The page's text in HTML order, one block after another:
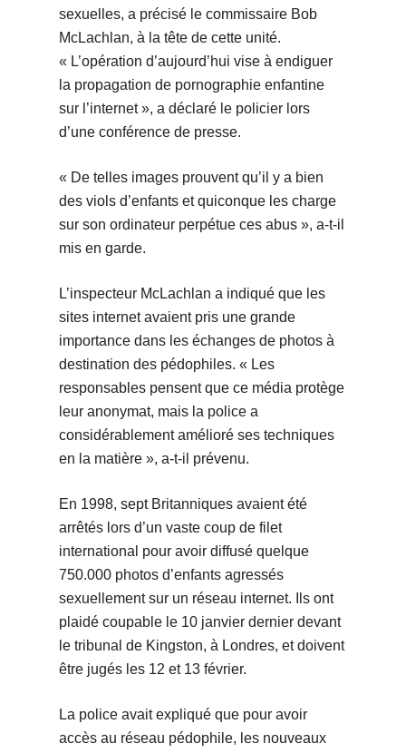
sexuelles, a précisé le commissaire Bob
McLachlan, à la tête de cette unité.
« L’opération d’aujourd’hui vise à endiguer
la propagation de pornographie enfantine
sur l’internet », a déclaré le policier lors
d’une conférence de presse.
« De telles images prouvent qu’il y a bien
des viols d’enfants et quiconque les charge
sur son ordinateur perpétue ces abus », a-t-il
mis en garde.
L’inspecteur McLachlan a indiqué que les
sites internet avaient pris une grande
importance dans les échanges de photos à
destination des pédophiles. « Les
responsables pensent que ce média protège
leur anonymat, mais la police a
considérablement amélioré ses techniques
en la matière », a-t-il prévenu.
En 1998, sept Britanniques avaient été
arrêtés lors d’un vaste coup de filet
international pour avoir diffusé quelque
750.000 photos d’enfants agressés
sexuellement sur un réseau internet. Ils ont
plaidé coupable le 10 janvier dernier devant
le tribunal de Kingston, à Londres, et doivent
être jugés les 12 et 13 février.
La police avait expliqué que pour avoir
accès au réseau pédophile, les nouveaux